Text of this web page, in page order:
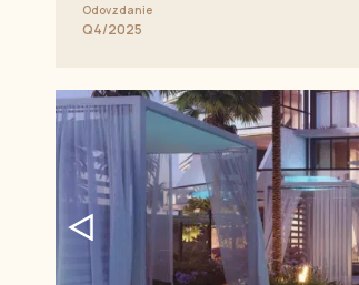
Odovzdanie
Q4/2025